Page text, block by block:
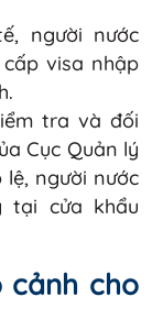
người nước
visa nhập
tra và đối
Cục Quản lý
người nước
tại cửa khẩu
cảnh cho